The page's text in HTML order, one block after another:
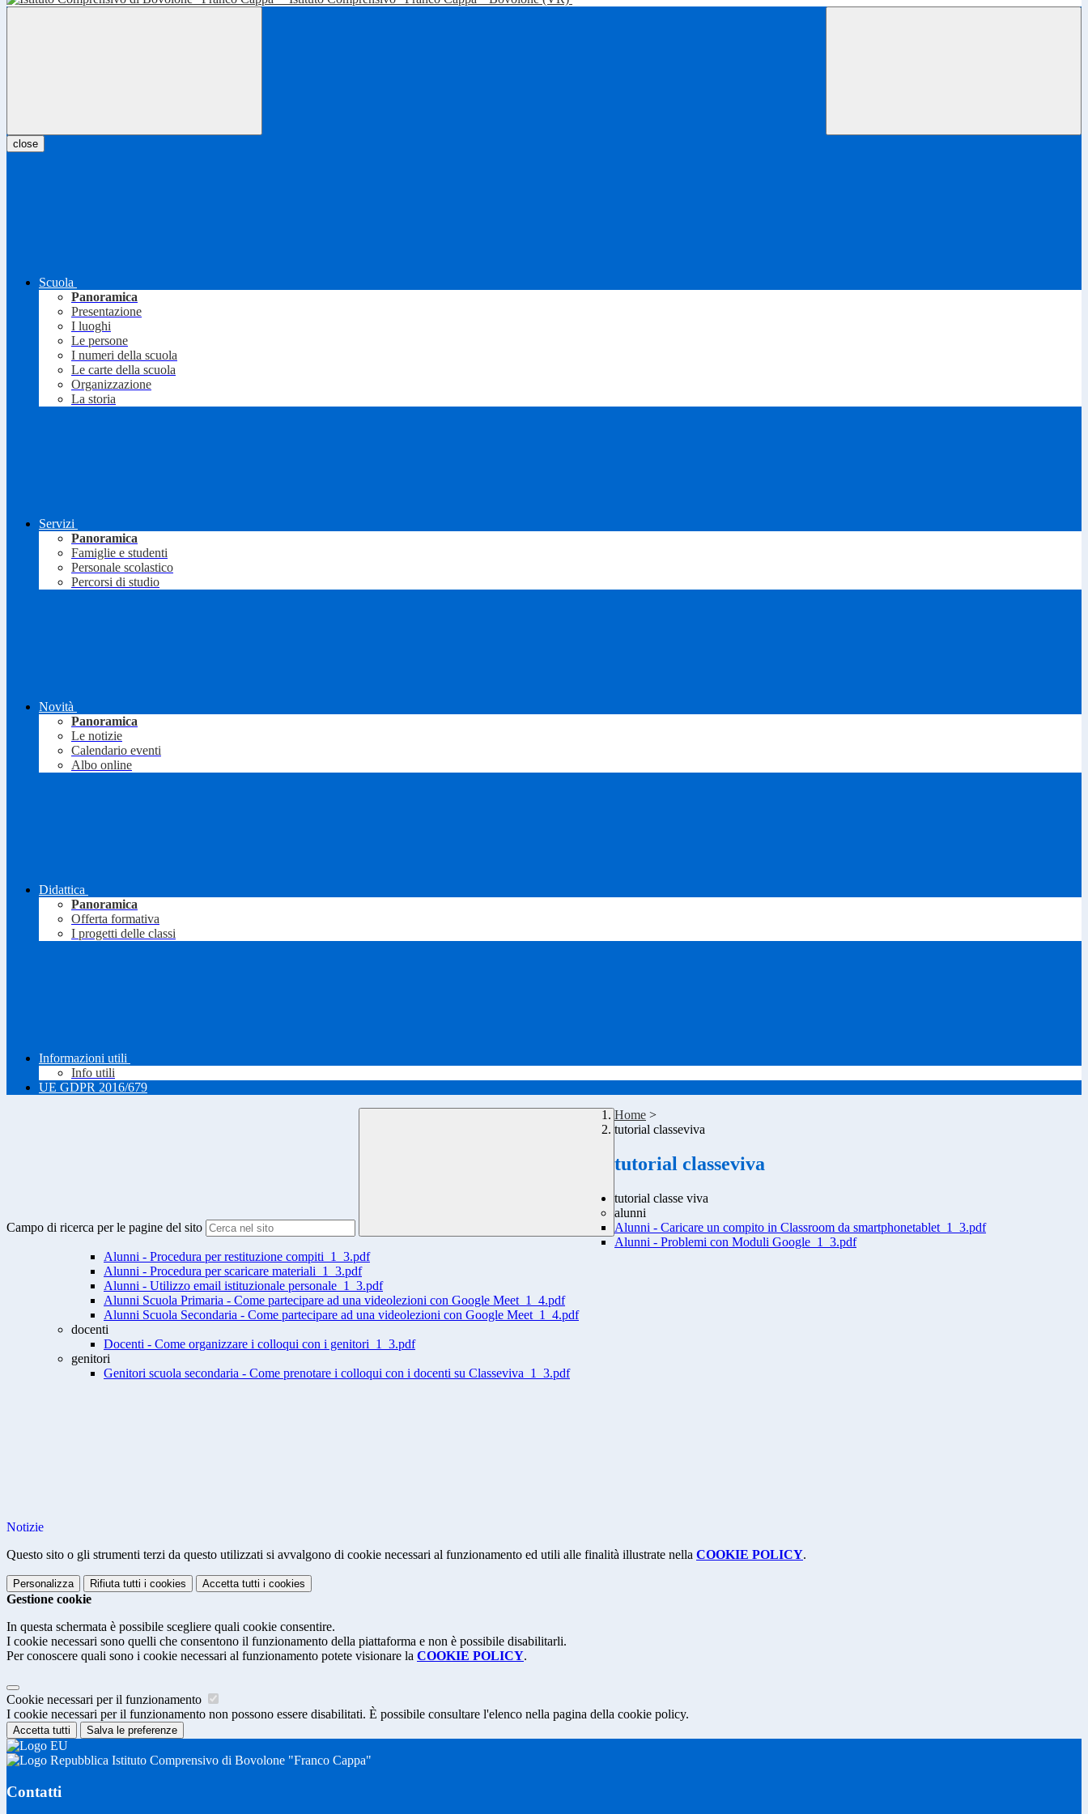
close
Scuola
Panoramica
Presentazione
I luoghi
Le persone
I numeri della scuola
Le carte della scuola
Organizzazione
La storia
Servizi
Panoramica
Famiglie e studenti
Personale scolastico
Percorsi di studio
Novità
Panoramica
Le notizie
Calendario eventi
Albo online
Didattica
Panoramica
Offerta formativa
I progetti delle classi
Informazioni utili
Info utili
UE GDPR 2016/679
Campo di ricerca per le pagine del sito
Home >
tutorial classeviva
tutorial classeviva
tutorial classe viva
alunni
Alunni - Caricare un compito in Classroom da smartphonetablet_1_3.pdf
Alunni - Problemi con Moduli Google_1_3.pdf
Alunni - Procedura per restituzione compiti_1_3.pdf
Alunni - Procedura per scaricare materiali_1_3.pdf
Alunni - Utilizzo email istituzionale personale_1_3.pdf
Alunni Scuola Primaria - Come partecipare ad una videolezioni con Google Meet_1_4.pdf
Alunni Scuola Secondaria - Come partecipare ad una videolezioni con Google Meet_1_4.pdf
docenti
Docenti - Come organizzare i colloqui con i genitori_1_3.pdf
genitori
Genitori scuola secondaria - Come prenotare i colloqui con i docenti su Classeviva_1_3.pdf
Notizie
Questo sito o gli strumenti terzi da questo utilizzati si avvalgono di cookie necessari al funzionamento ed utili alle finalità illustrate nella COOKIE POLICY.
Personalizza Rifiuta tutti i cookies Accetta tutti i cookies
Gestione cookie
In questa schermata è possibile scegliere quali cookie consentire.
I cookie necessari sono quelli che consentono il funzionamento della piattaforma e non è possibile disabilitarli.
Per conoscere quali sono i cookie necessari al funzionamento potete visionare la COOKIE POLICY.
Cookie necessari per il funzionamento
I cookie necessari per il funzionamento non possono essere disabilitati. È possibile consultare l'elenco nella pagina della cookie policy.
Accetta tutti Salva le preferenze
Istituto Comprensivo di Bovolone "Franco Cappa"
Contatti